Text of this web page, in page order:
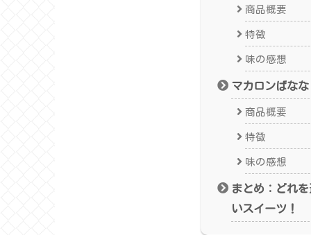
商品概要
特徴
味の感想
マカロンばなな
商品概要
特徴
味の感想
まとめ：どれ
いスイーツ！